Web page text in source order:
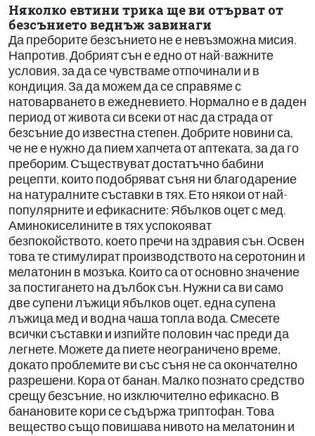
Няколко евтини трика ще ви отърват от
безсънието веднъж завинаги
Да преборите безсънието не е невъзможна мисия.
Напротив. Добрият сън е едно от най-важните
условия, за да се чувстваме отпочинали и в
кондиция. За да можем да се справяме с
натоварването в ежедневието. Нормално е в даден
период от живота си всеки от нас да страда от
безсъние до известна степен. Добрите новини са,
че не е нужно да пием хапчета от аптеката, за да го
преборим. Съществуват достатъчно бабини
рецепти, които подобряват съня ни благодарение
на натуралните съставки в тях. Ето някои от най-
популярните и ефикасните: Ябълков оцет с мед.
Аминокиселините в тях успокояват
безпокойството, което пречи на здравия сън. Освен
това те стимулират производството на серотонин и
мелатонин в мозъка. Които са от основно значение
за постигането на дълбок сън. Нужни са ви само
две супени лъжици ябълков оцет, една супена
лъжица мед и водна чаша топла вода. Смесете
всички съставки и изпийте половин час преди да
легнете. Можете да пиете неограничено време,
докато проблемите ви със съня не са окончателно
разрешени. Кора от банан. Малко познато средство
срещу безсъние, но изключително ефикасно. В
банановите кори се съдържа триптофан. Това
вещество също повишава нивото на мелатонин и